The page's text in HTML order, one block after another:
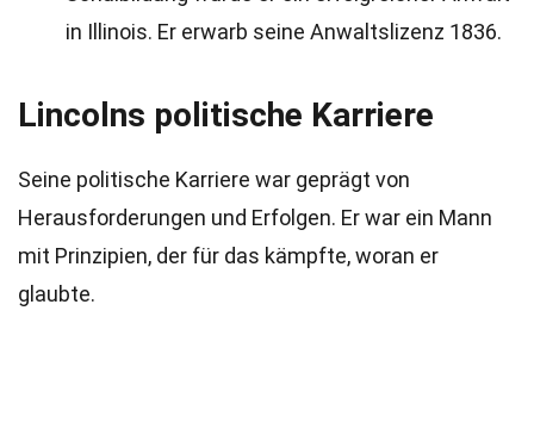
in Illinois. Er erwarb seine Anwaltslizenz 1836.
Lincolns politische Karriere
Seine politische Karriere war geprägt von
Herausforderungen und Erfolgen. Er war ein Mann
mit Prinzipien, der für das kämpfte, woran er
glaubte.